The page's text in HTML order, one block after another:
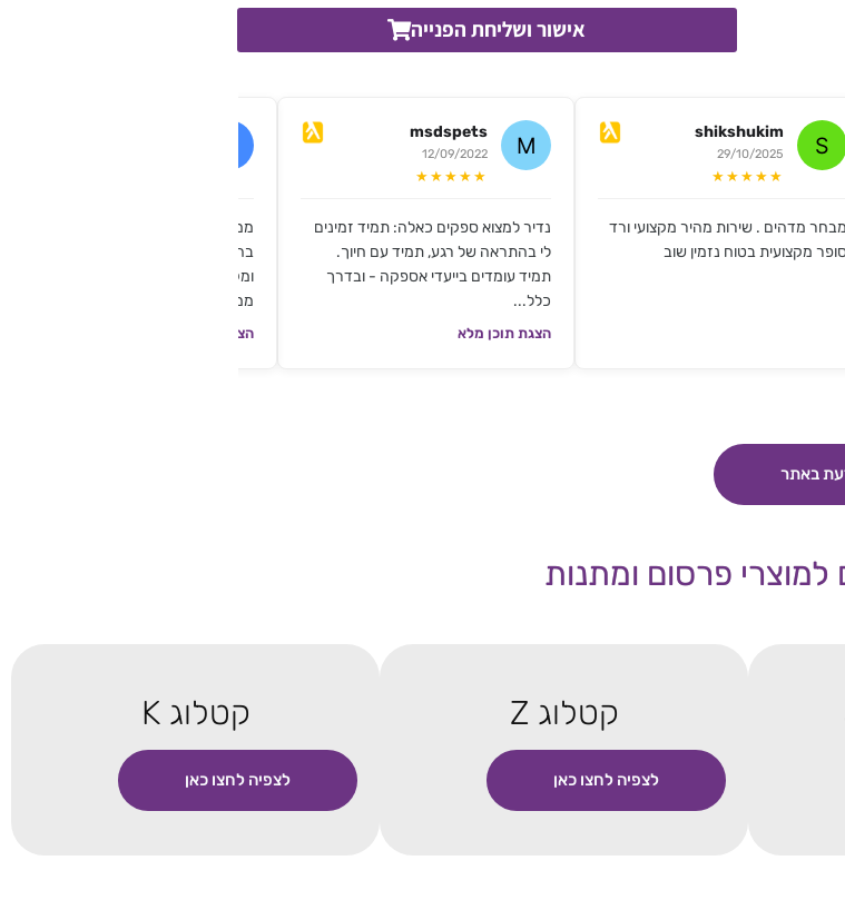
אישור ושליחת הפנייה
shikshukim
29/10/2025
★★★★★
מבחר מדהים . שירות מהיר מקצועי ורד
מקצועית בטוח נזמין שוב
msdspets
12/09/2022
★★★★★
נדיר למצוא ספקים כאלה: תמיד זמינים
לי בהתראה של רגע, תמיד עם חיוך.
תמיד עומדים בייעדי אספקה - ובדרך
כלל...
הצגת תוכן מלא
ממליצה בחום!! הזמנתי פצירות ממותגות
בהתראה של יומיים השירית היה אדיב
ומקצועי והפצירות יצאו מושלמות!!!
ממליצה בחום!!
הצגת תוכן מלא
באתר
פרסום ומתנות
קטלוג Z
לצפיה לחצו כאן
קטלוג K
לצפיה לחצו כאן